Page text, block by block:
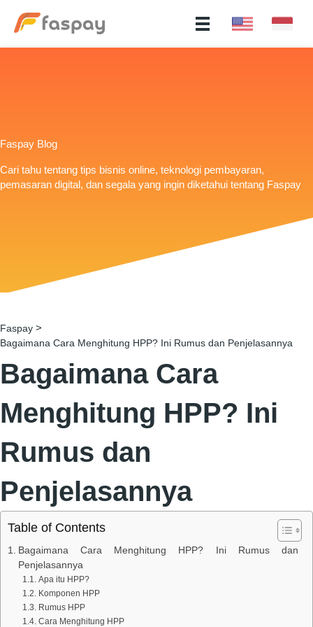
Faspay Blog
Cari tahu tentang tips bisnis online, teknologi pembayaran,
pemasaran digital, dan segala yang ingin diketahui tentang Faspay
Faspay >
Bagaimana Cara Menghitung HPP? Ini Rumus dan Penjelasannya
Bagaimana Cara
Menghitung HPP? Ini
Rumus dan
Penjelasannya
Table of Contents
Bagaimana Cara Menghitung HPP? Ini Rumus dan
Penjelasannya
Apa itu HPP?
Komponen HPP
Rumus HPP
Cara Menghitung HPP